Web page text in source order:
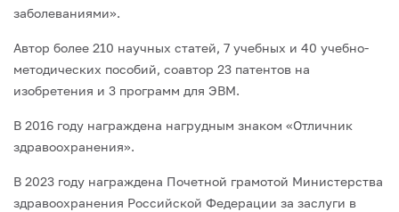
заболеваниями».
Автор более 210 научных статей, 7 учебных и 40 учебно-
методических пособий, соавтор 23 патентов на
изобретения и 3 программ для ЭВМ.
В 2016 году награждена нагрудным знаком «Отличник
здравоохранения».
В 2023 году награждена Почетной грамотой Министерства
здравоохранения Российской Федерации за заслуги в